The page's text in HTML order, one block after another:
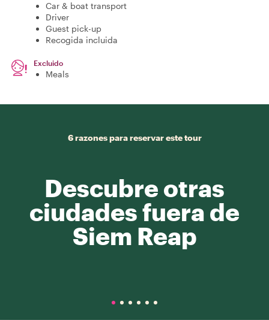
Car & boat transport
Driver
Guest pick-up
Recogida incluida
Excluido
Meals
6 razones para reservar este tour
Descubre otras
ciudades fuera de
Siem Reap